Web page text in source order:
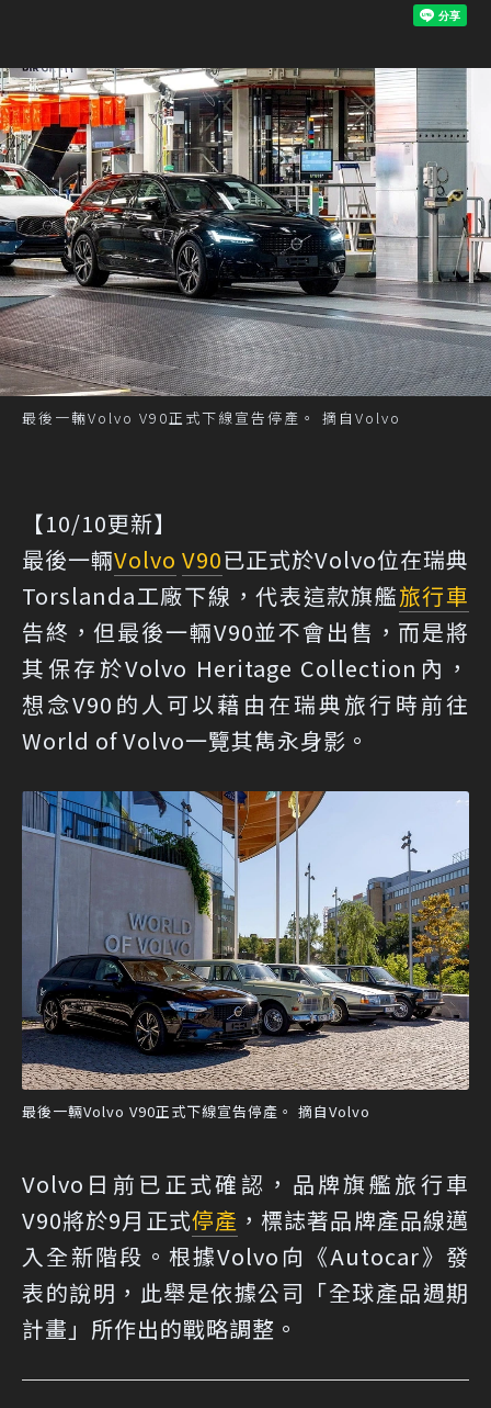
最後一輛Volvo V90正式下線宣告停產。 摘自Volvo
【10/10更新】
最後一輛Volvo V90已正式於Volvo位在瑞典
Torslanda工廠下線，代表這款旗艦旅行車
告終，但最後一輛V90並不會出售，而是將
其保存於Volvo Heritage Collection內，
想念V90的人可以藉由在瑞典旅行時前往
World of Volvo一覽其雋永身影。
最後一輛Volvo V90正式下線宣告停產。 摘自Volvo
Volvo日前已正式確認，品牌旗艦旅行車
V90將於9月正式停產 ，標誌著品牌產品線邁
入全新階段。根據Volvo向《Autocar》發
表的說明，此舉是依據公司「全球產品週期
計畫」所作出的戰略調整。